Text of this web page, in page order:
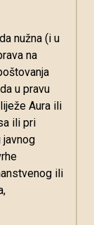
nužna (i u
na
u pravu
Aura ili
ili pri
javnog
ili